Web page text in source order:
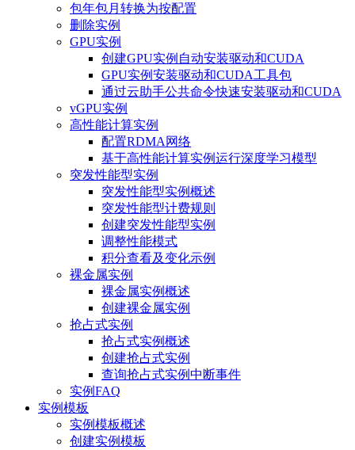
包年包月转换为按配置
删除实例
GPU实例
创建GPU实例自动安装驱动和CUDA
GPU实例安装驱动和CUDA工具包
通过云助手公共命令快速安装驱动和CUDA
vGPU实例
高性能计算实例
配置RDMA网络
基于高性能计算实例运行深度学习模型
突发性能型实例
突发性能型实例概述
突发性能型计费规则
创建突发性能型实例
调整性能模式
积分查看及变化示例
裸金属实例
裸金属实例概述
创建裸金属实例
抢占式实例
抢占式实例概述
创建抢占式实例
查询抢占式实例中断事件
实例FAQ
实例模板
实例模板概述
创建实例模板